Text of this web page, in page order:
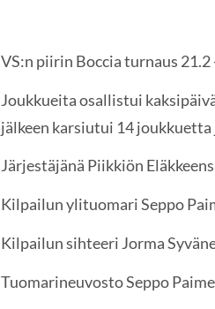
VS:n piirin Boccia turnaus
Joukkueita osallistui
jälkeen karsiutui 14
Järjestäjänä Piikkiön
Kilpailun ylituomari Seppo
Kilpailun sihteeri Jorma
Tuomarineuvosto Seppo